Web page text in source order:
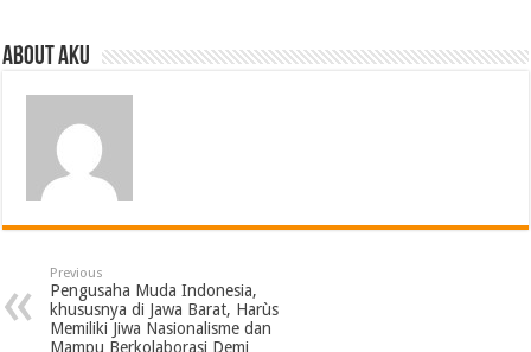
About Aku
Previous
Pengusaha Muda Indonesia,
khususnya di Jawa Barat, Harùs
Memiliki Jiwa Nasionalisme dan
Mampu Berkolaborasi Demi